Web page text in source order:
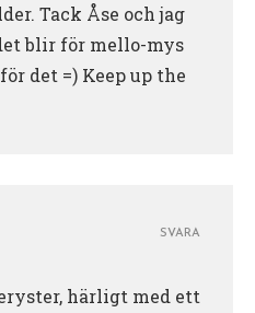
Tack Åse och jag
blir för mello-mys
det =) Keep up the
härligt med ett
SVARA